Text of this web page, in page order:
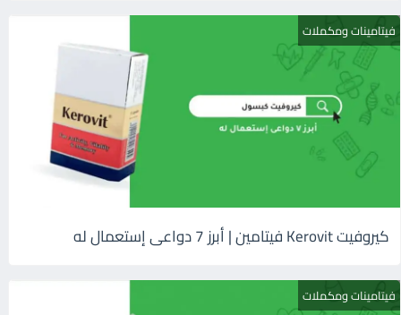
فيتامينات ومكملات
كيروفيت Kerovit فيتامين | أبرز 7 دواعى إستعمال له
فيتامينات ومكملات